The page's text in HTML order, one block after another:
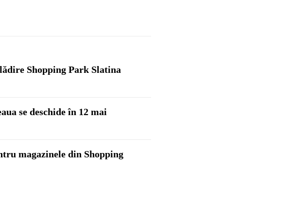
Shopping Park Slatina
se deschide în 12 mai
magazinele din Shopping